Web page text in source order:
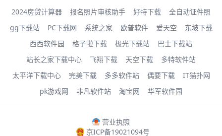
2024房贷计算器 报名照片审核助手 好特下载
全自动证件照
gg下载站
PC下载网 系统之家 欧普软件 爱天空
东坡下载
西西软件园
格子啦下载 极光下载站
巴士下载站
站长之家下载中心
飞翔下载 天空下载
多特软件站
太平洋下载中心
完美下载 多多软件站 偶要下载
IT猫扑网
pk游戏网
非凡软件站 淘宝网 华军软件园
营业执照
京ICP备19021094号